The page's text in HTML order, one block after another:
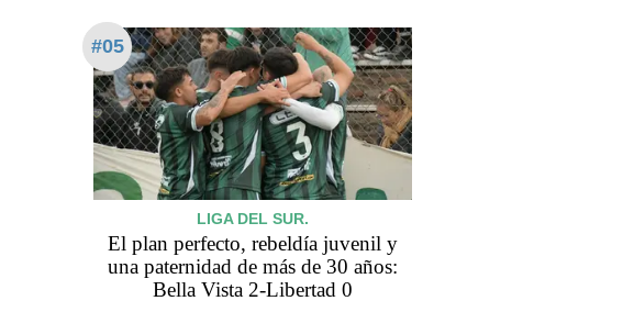
#05
LIGA DEL SUR.
El plan perfecto, rebeldía juvenil y
una paternidad de más de 30 años:
Bella Vista 2-Libertad 0